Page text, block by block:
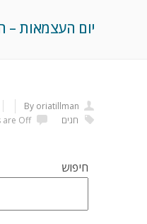
יום העצמאות
By oriatillman
are Off
חגים
חיפוש